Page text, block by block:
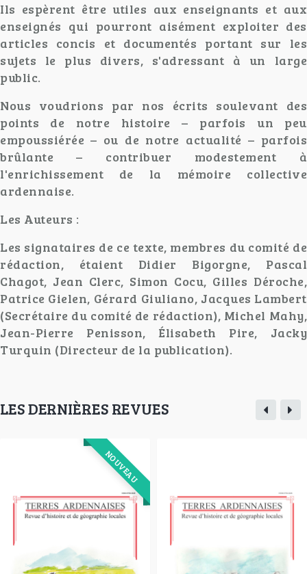
Ils espèrent être utiles aux enseignants et aux
enseignés qui pourront aisément exploiter des
articles concis et documentés portant sur les
sujets le plus divers, s'adressant à un large
public.
Nous voudrions par nos écrits soulevant des
points de notre histoire – parfois un peu
empoussiérée – ou de notre actualité – parfois
brûlante – contribuer modestement à
l'enrichissement de la mémoire collective
ardennaise.
Les Auteurs :
Les signataires de ce texte, membres du comité de
rédaction, étaient Didier Bigorgne, Pascal
Chagot, Jean Clerc, Simon Cocu, Gilles Déroche,
Patrice Gielen, Gérard Giuliano, Jacques Lambert
(Secrétaire du comité de rédaction), Michel Mahy,
Jean-Pierre Penisson, Élisabeth Pire, Jacky
Turquin (Directeur de la publication).
LES DERNIÈRES REVUES
NOUVEAU